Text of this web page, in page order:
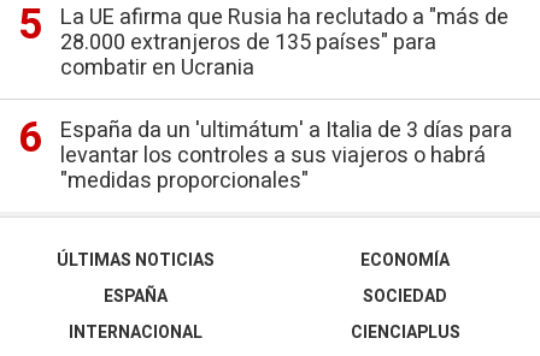
La UE afirma que Rusia ha reclutado a "más de
28.000 extranjeros de 135 países" para
combatir en Ucrania
España da un 'ultimátum' a Italia de 3 días para
levantar los controles a sus viajeros o habrá
"medidas proporcionales"
ÚLTIMAS NOTICIAS
ESPAÑA
INTERNACIONAL
ECONOMÍA
SOCIEDAD
CIENCIAPLUS